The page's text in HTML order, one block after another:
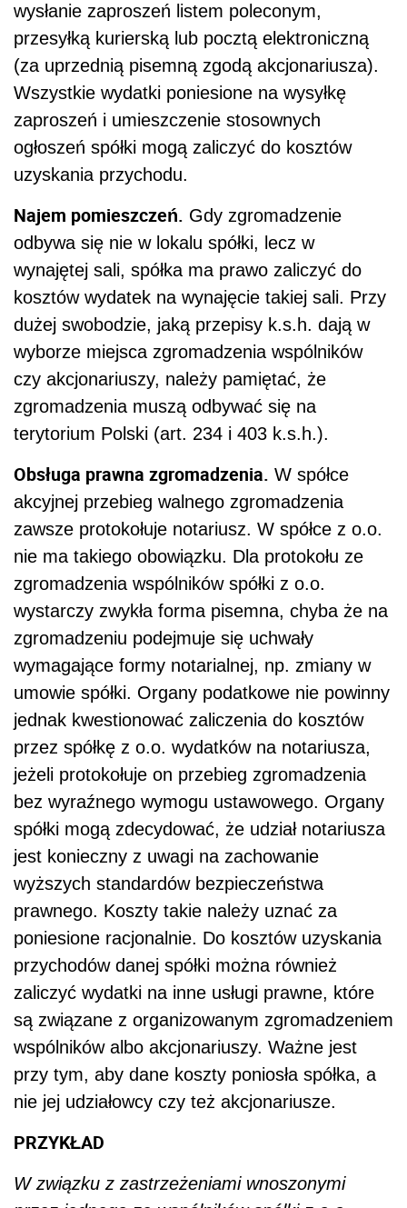
wysłanie zaproszeń listem poleconym,
przesyłką kurierską lub pocztą elektroniczną
(za uprzednią pisemną zgodą akcjonariusza).
Wszystkie wydatki poniesione na wysyłkę
zaproszeń i umieszczenie stosownych
ogłoszeń spółki mogą zaliczyć do kosztów
uzyskania przychodu.
Najem pomieszczeń. Gdy zgromadzenie
odbywa się nie w lokalu spółki, lecz w
wynajętej sali, spółka ma prawo zaliczyć do
kosztów wydatek na wynajęcie takiej sali. Przy
dużej swobodzie, jaką przepisy k.s.h. dają w
wyborze miejsca zgromadzenia wspólników
czy akcjonariuszy, należy pamiętać, że
zgromadzenia muszą odbywać się na
terytorium Polski (art. 234 i 403 k.s.h.).
Obsługa prawna zgromadzenia. W spółce
akcyjnej przebieg walnego zgromadzenia
zawsze protokołuje notariusz. W spółce z o.o.
nie ma takiego obowiązku. Dla protokołu ze
zgromadzenia wspólników spółki z o.o.
wystarczy zwykła forma pisemna, chyba że na
zgromadzeniu podejmuje się uchwały
wymagające formy notarialnej, np. zmiany w
umowie spółki. Organy podatkowe nie powinny
jednak kwestionować zaliczenia do kosztów
przez spółkę z o.o. wydatków na notariusza,
jeżeli protokołuje on przebieg zgromadzenia
bez wyraźnego wymogu ustawowego. Organy
spółki mogą zdecydować, że udział notariusza
jest konieczny z uwagi na zachowanie
wyższych standardów bezpieczeństwa
prawnego. Koszty takie należy uznać za
poniesione racjonalnie. Do kosztów uzyskania
przychodów danej spółki można również
zaliczyć wydatki na inne usługi prawne, które
są związane z organizowanym zgromadzeniem
wspólników albo akcjonariuszy. Ważne jest
przy tym, aby dane koszty poniosła spółka, a
nie jej udziałowcy czy też akcjonariusze.
PRZYKŁAD
W związku z zastrzeżeniami wnoszonymi